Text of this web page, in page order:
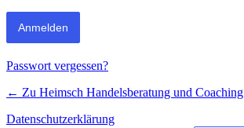
Passwort vergessen?
← Zu Heimsch Handelsberatung und Coaching
Datenschutzerklärung